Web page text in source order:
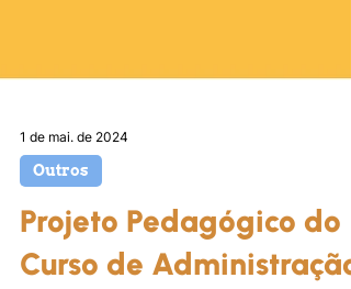
1 de mai. de 2024
Outros